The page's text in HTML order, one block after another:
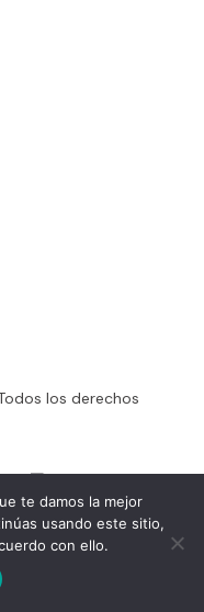
los derechos
te damos la mejor
usando este sitio,
con ello.